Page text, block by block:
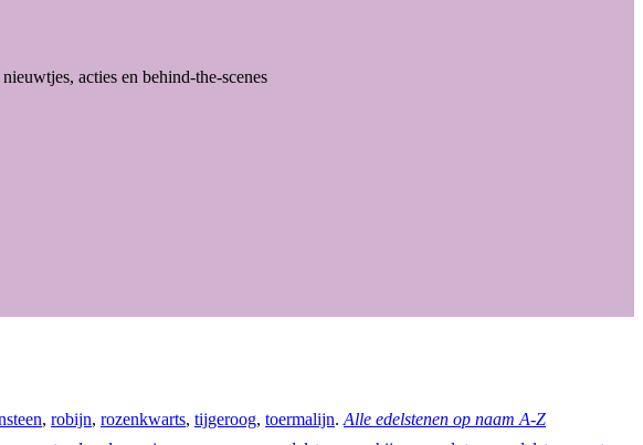
acties en behind-the-scenes
, robijn, rozenkwarts, tijgeroog, toermalijn. Alle edelstenen op naam A-Z